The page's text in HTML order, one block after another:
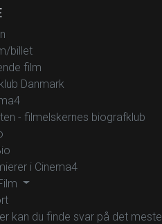
billet
film
Danmark
- filmelskernes biografklub
i Cinema4
kan du finde svar på det meste